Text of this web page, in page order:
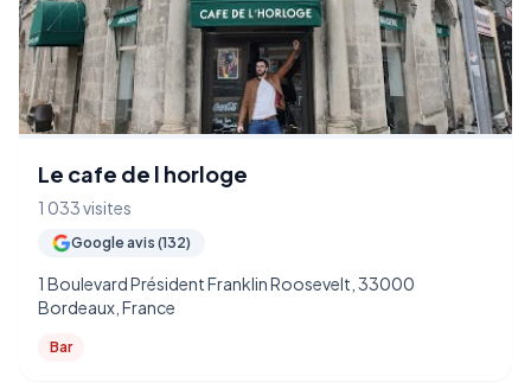
Le cafe de l horloge
1 033 visites
Google avis (132)
1 Boulevard Président Franklin Roosevelt, 33000
Bordeaux, France
Bar